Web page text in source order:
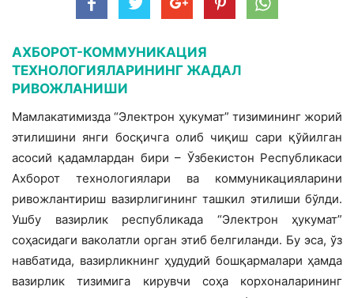
АХБОРОТ-КОММУНИКАЦИЯ
ТЕХНОЛОГИЯЛАРИНИНГ ЖАДАЛ
РИВОЖЛАНИШИ
Мамлакатимизда “Электрон ҳукумат” тизимининг жорий
этилишини янги босқичга олиб чиқиш сари қўйилган
асосий қадамлардан бири – Ўзбекистон Республикаси
Ахборот технологиялари ва коммуникацияларини
ривожлантириш вазирлигининг ташкил этилиши бўлди.
Ушбу вазирлик республикада “Электрон ҳукумат”
соҳасидаги ваколатли орган этиб белгиланди. Бу эса, ўз
навбатида, вазирликнинг ҳудудий бошқармалари ҳамда
вазирлик тизимига кирувчи соҳа корхоналарининг